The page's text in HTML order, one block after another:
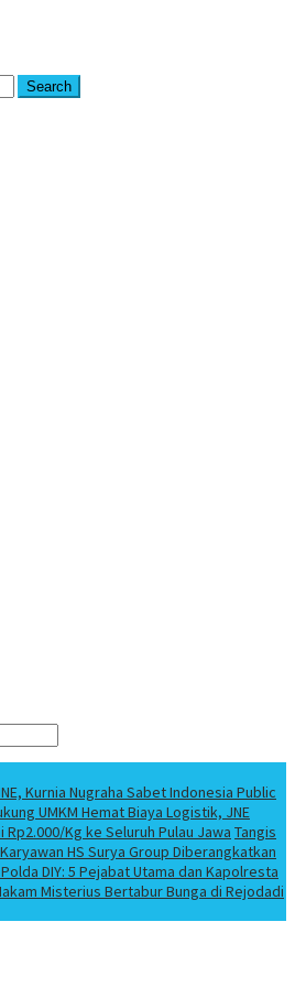
Search
Kurnia Nugraha Sabet Indonesia Public
UMKM Hemat Biaya Logistik, JNE
Kg ke Seluruh Pulau Jawa Tangis
HS Surya Group Diberangkatkan
DIY: 5 Pejabat Utama dan Kapolresta
Misterius Bertabur Bunga di Rejodadi